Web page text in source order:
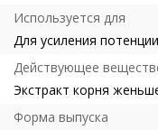
Используется для
Для усиления потенции
Действующее
Экстракт корня
Форма выпуска